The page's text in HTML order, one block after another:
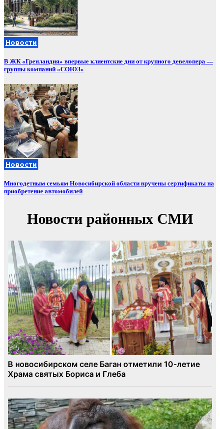
Новости
В ЖК «Гренландия» впервые клиентские дни от крупного девелопера —
группы компаний «СОЮЗ»
Новости
Многодетным семьям Новосибирской области вручены сертификаты на
приобретение автомобилей